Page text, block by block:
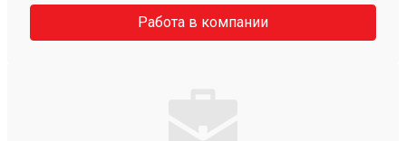
Работа в компании